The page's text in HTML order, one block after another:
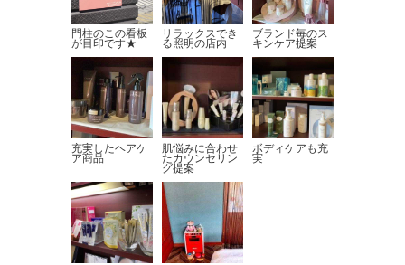
門柱のこの看板
が目印です★
リラックスでき
る照明の店内
ブランド毎のス
キンケア提案
充実したヘアケ
ア商品
肌悩みに合わせ
たカウンセリン
グ提案
ボディケアも充
実